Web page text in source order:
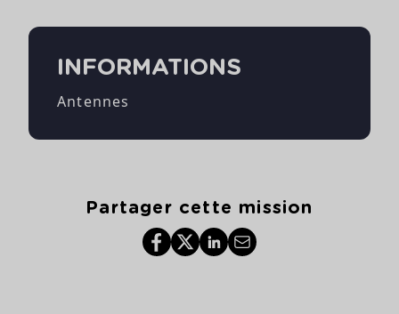
INFORMATIONS
Antennes
Partager cette mission